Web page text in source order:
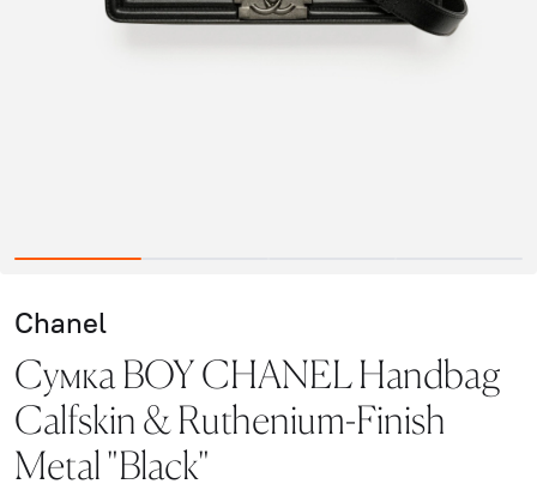
Chanel
Сумка BOY CHANEL Handbag
Calfskin & Ruthenium-Finish
Metal "Black"